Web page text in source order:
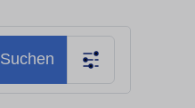
Suchen